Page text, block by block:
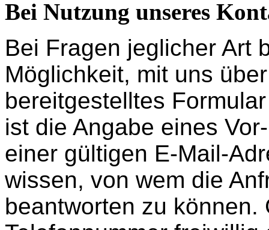
Bei Nutzung unseres
Bei Fragen jeglicher Art
Möglichkeit, mit uns
bereitgestelltes
ist die Angabe eines
einer gültigen E-Mail-
wissen, von wem die
beantworten zu